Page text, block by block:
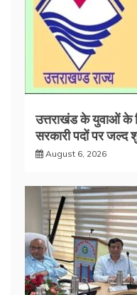
उत्तराखंड के युवाओं के
सरकारी पदों पर जल्द
August 6, 2026